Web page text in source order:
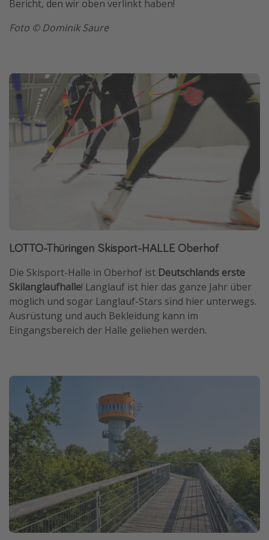
Bericht, den wir oben verlinkt haben!
Foto © Dominik Saure
LOTTO-Thüringen Skisport-HALLE Oberhof
Die Skisport-Halle in Oberhof ist Deutschlands erste
Skilanglaufhalle! Langlauf ist hier das ganze Jahr über
möglich und sogar Langlauf-Stars sind hier unterwegs.
Ausrüstung und auch Bekleidung kann im
Eingangsbereich der Halle geliehen werden.